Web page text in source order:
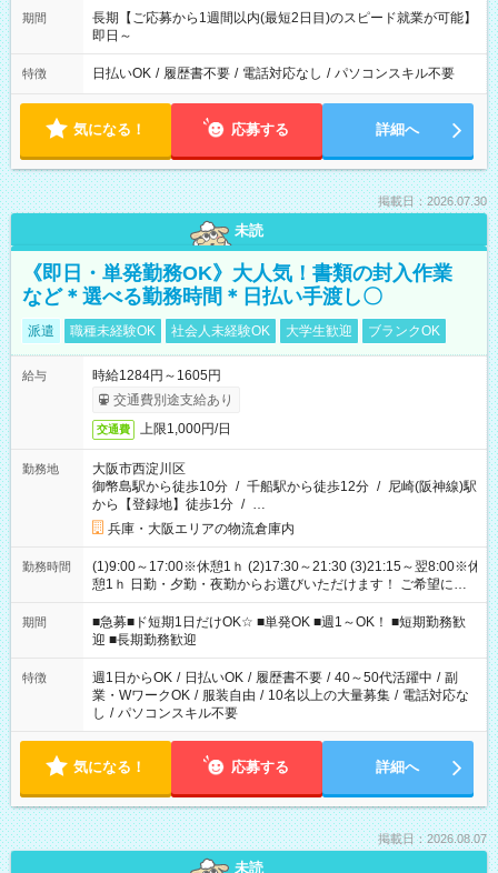
期間
長期【ご応募から1週間以内(最短2日目)のスピード就業が可能】
即日～
特徴 日払いOK / 履歴書不要 / 電話対応なし / パソコンスキル不要
気になる！ 応募する 詳細へ
掲載日：2026.07.30
未読
《即日・単発勤務OK》大人気！書類の封入作業
など＊選べる勤務時間＊日払い手渡し〇
派遣 職種未経験OK 社会人未経験OK 大学生歓迎 ブランクOK
給与
時給1284円～1605円
交通費別途支給あり
交通費 上限1,000円/日
勤務地
大阪市西淀川区
御幣島駅から徒歩10分 / 千船駅から徒歩12分 / 尼崎(阪神線)駅
から【登録地】徒歩1分 / …
兵庫・大阪エリアの物流倉庫内
勤務時間
(1)9:00～17:00※休憩1ｈ (2)17:30～21:30 (3)21:15～翌8:00※休
憩1ｈ 日勤・夕勤・夜勤からお選びいただけます！ ご希望に合
わせて働けるお仕事です(*^^*) 【その他選べる勤務時間】 8-17
時/9-17時/9-18時/10-18時/11-21時/18-22時/20-翌4時/21-翌5
時/22-翌6時/0-翌8時 ご自身のご都合で選んで頂ける完全自由シ
フト！
期間
■急募■ド短期1日だけOK☆ ■単発OK ■週1～OK！ ■短期勤務歓
迎 ■長期勤務歓迎
特徴 週1日からOK / 日払いOK / 履歴書不要 / 40～50代活躍中 / 副
業・WワークOK / 服装自由 / 10名以上の大量募集 / 電話対応な
し / パソコンスキル不要
気になる！ 応募する 詳細へ
掲載日：2026.08.07
未読